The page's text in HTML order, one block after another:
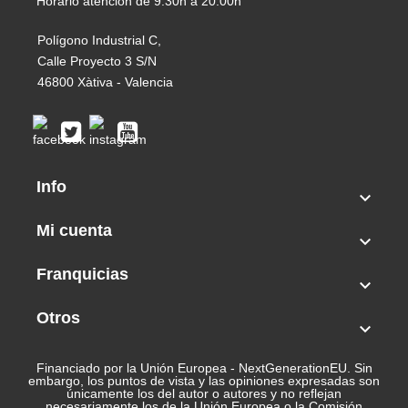
Polígono Industrial C,
Calle Proyecto 3 S/N
46800 Xàtiva - Valencia
Info

Mi cuenta

Franquicias

Otros

Financiado por la Unión Europea - NextGenerationEU. Sin
embargo, los puntos de vista y las opiniones expresadas son
únicamente los del autor o autores y no reflejan